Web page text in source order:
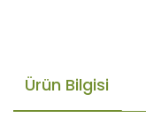
Ürün Bilgisi